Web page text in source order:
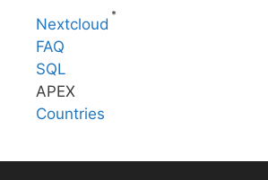
Nextcloud
*
FAQ
SQL
APEX
Countries